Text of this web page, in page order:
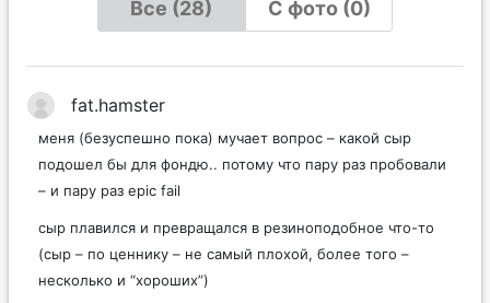
Все (28)
С фото (0)
fat.hamster
меня (безуспешно пока) мучает вопрос – какой сыр
подошел бы для фондю.. потому что пару раз пробовали
сыр плавился и превращался в резиноподобное что-то
(сыр – по ценнику – не самый плохой, более того –